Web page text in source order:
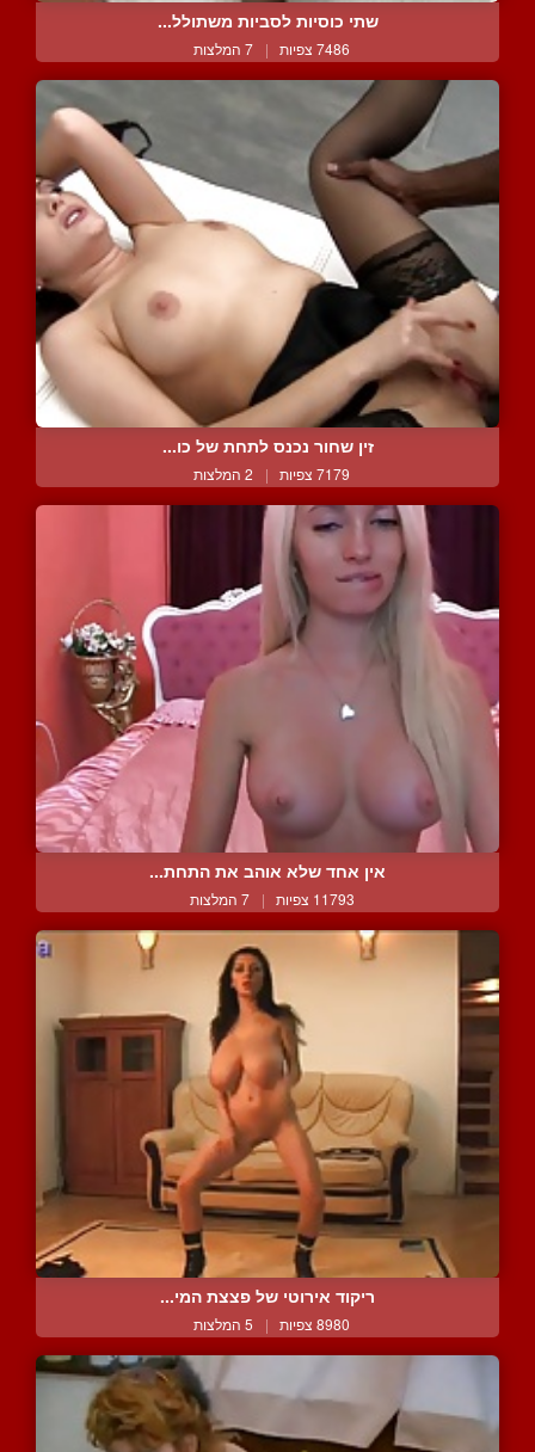
שתי כוסיות לסביות משתולל...
7486 צפיות | 7 המלצות
זין שחור נכנס לתחת של כו...
7179 צפיות | 2 המלצות
אין אחד שלא אוהב את התחת...
11793 צפיות | 7 המלצות
ריקוד אירוטי של פצצת המי...
8980 צפיות | 5 המלצות